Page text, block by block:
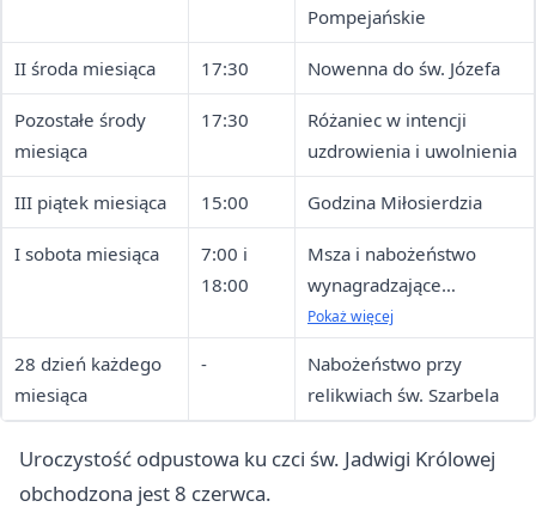
Pompejańskie
II środa miesiąca 17:30 Nowenna do św. Józefa
Pozostałe środy
miesiąca
17:30
Różaniec w intencji
uzdrowienia i uwolnienia
III piątek miesiąca 15:00 Godzina Miłosierdzia
I sobota miesiąca
7:00 i
18:00
Msza i nabożeństwo
wynagradzające
Niepokalanemu Sercu
wstawiennictwem św.
Gerarda
Pokaż więcej
28 dzień każdego
miesiąca
-
Nabożeństwo przy
relikwiach św. Szarbela
Uroczystość odpustowa ku czci św. Jadwigi Królowej
obchodzona jest 8 czerwca.